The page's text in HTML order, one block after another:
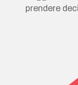
prendere